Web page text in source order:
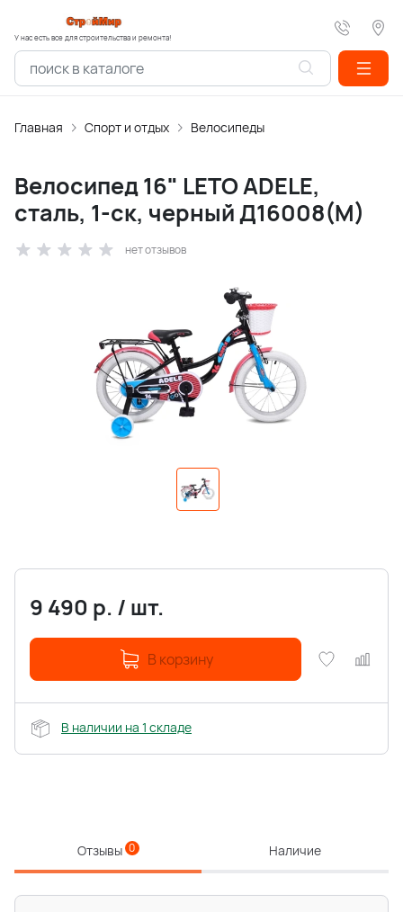
У нас есть все для строительства и ремонта!
Главная Спорт и отдых Велосипеды
Велосипед 16" LETO ADELE,
сталь, 1-ск, черный Д16008(М)
нет отзывов
9 490 р. / шт.
В корзину
В наличии на 1 складе
Отзывы 0 Наличие